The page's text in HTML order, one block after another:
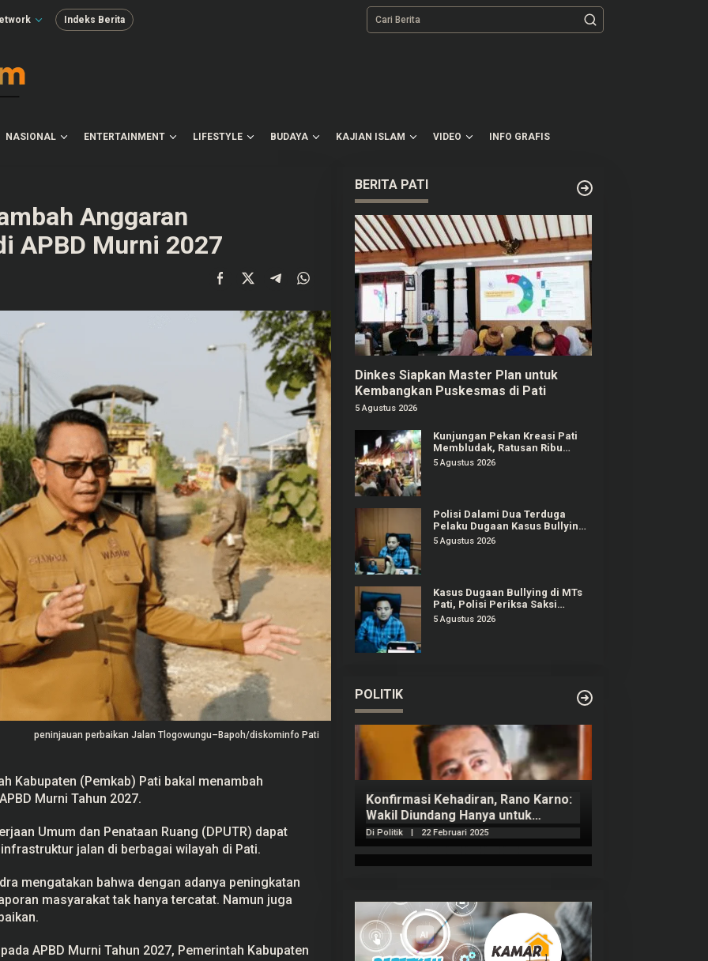
Indeks Berita
NASIONAL ENTERTAINMENT LIFESTYLE BUDAYA KAJIAN ISLAM VIDEO INFO GRAFIS
Anggaran
APBD Murni 2027
peninjauan perbaikan Jalan Tlogowungu–Bapoh/diskominfo Pati
Kabupaten (Pemkab) Pati bakal menambah
Murni Tahun 2027.
Umum dan Penataan Ruang (DPUTR) dapat
jalan di berbagai wilayah di Pati.
mengatakan bahwa dengan adanya peningkatan
masyarakat tak hanya tercatat. Namun juga
APBD Murni Tahun 2027, Pemerintah Kabupaten
BERITA PATI
Dinkes Siapkan Master Plan untuk
Kembangkan Puskesmas di Pati
5 Agustus 2026
Kunjungan Pekan Kreasi Pati
Membludak, Ratusan Ribu
Orang Padati Kawasan Alun-
5 Agustus 2026
Polisi Dalami Dua Terduga
Pelaku Dugaan Kasus Bullying
Siswa MTs di Pati
5 Agustus 2026
Kasus Dugaan Bullying di MTs
Pati, Polisi Periksa Saksi
Korban dan Pihak Sekolah
5 Agustus 2026
POLITIK
Ahmad
24 Calon Dubes Telah Jalani Fit and
Namanya
Di Berita, Politik | 7 Juli 2025
Konfirmasi Kehadiran, Rano Karno:
Wakil Diundang Hanya untuk
Penutupan Retret
Di Politik | 22 Februari 2025